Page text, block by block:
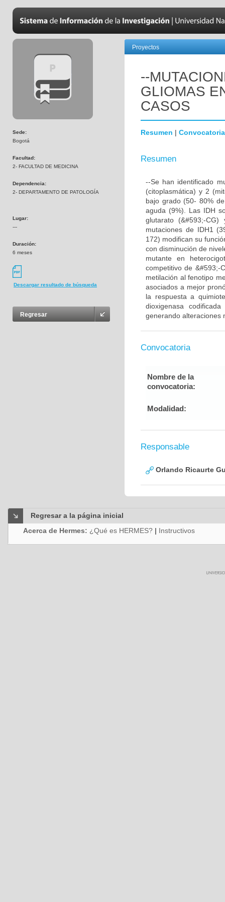
Sede:
Bogotá
Facultad:
2- FACULTAD DE MEDICINA
Dependencia:
2- DEPARTAMENTO DE PATOLOGÍA
Lugar:
---
Duración:
6 meses
Descargar resultado de búsqueda
Regresar
Proyectos
--
GLIOMAS
CASOS
Resumen | Convocatoria
Resumen
--Se han identificado
(citoplasmática) y 2
bajo grado (50- 80%
aguda (9%). Las IDH
glutarato (&#593;-
mutaciones de IDH1
172) modifican su
con disminución de
mutante en
competitivo de &#593;-
metilación al fenotipo
asociados a mejor
la respuesta a
dioxigenasa
generando alteraciones
Convocatoria
Nombre de la
convocatoria:
Modalidad:
Responsable
Orlando Ricaurte
Regresar a la página inicial
Acerca de Hermes: ¿Qué es HERMES? | Instructivos